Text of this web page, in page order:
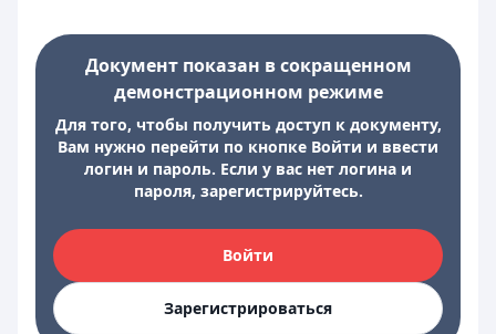
Документ показан в сокращенном
демонстрационном режиме
Для того, чтобы получить доступ к документу,
Вам нужно перейти по кнопке Войти и ввести
логин и пароль. Если у вас нет логина и
пароля, зарегистрируйтесь.
Войти
Зарегистрироваться